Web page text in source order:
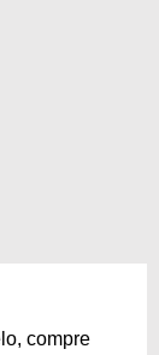
compre